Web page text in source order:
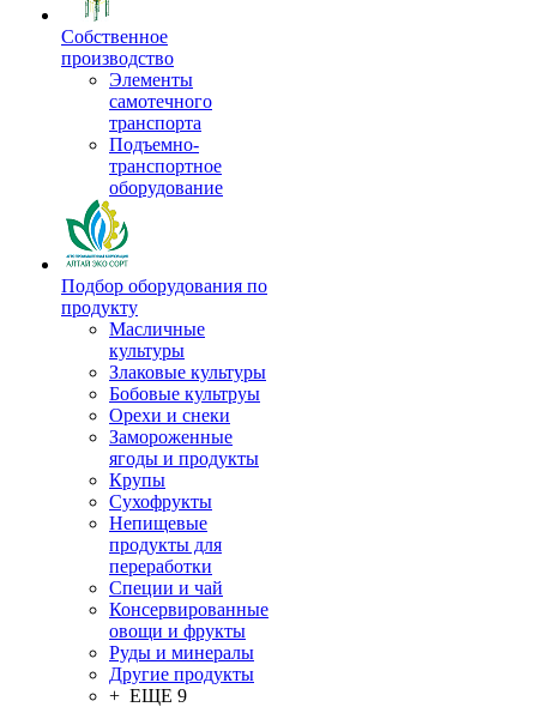
Собственное
производство
Элементы
самотечного
транспорта
Подъемно-
транспортное
оборудование
Подбор оборудования по
продукту
Масличные
культуры
Злаковые культуры
Бобовые культруы
Орехи и снеки
Замороженные
ягоды и продукты
Крупы
Сухофрукты
Непищевые
продукты для
переработки
Специи и чай
Консервированные
овощи и фрукты
Руды и минералы
Другие продукты
+ ЕЩЕ 9